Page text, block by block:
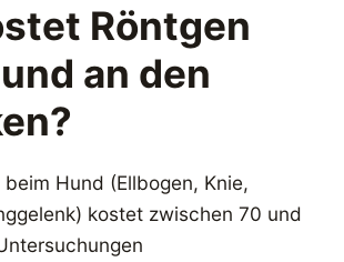
Röntgen
an den
Hund (Ellbogen, Knie,
kostet zwischen 70 und